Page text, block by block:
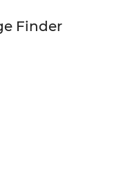
Finder